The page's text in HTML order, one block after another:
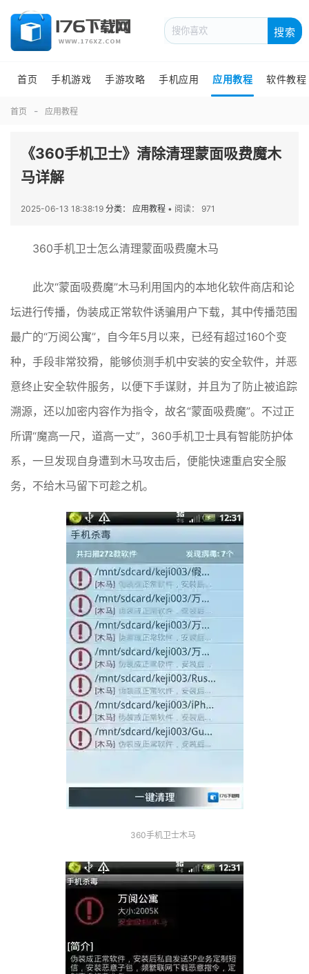
搜索
首页 手机游戏 手游攻略 手机应用 应用教程 软件教程
首页 应用教程
《360手机卫士》清除清理蒙面吸费魔木
马详解
2025-06-13 18:38:19 分类： 应用教程 • 阅读： 971
360手机卫士怎么清理蒙面吸费魔木马
此次“蒙面吸费魔”木马利用国内的本地化软件商店和论
坛进行传播，伪装成正常软件诱骗用户下载，其中传播范围
最广的“万阅公寓”，自今年5月以来，已经有超过160个变
种，手段非常狡猾，能够侦测手机中安装的安全软件，并恶
意终止安全软件服务，以便下手谋财，并且为了防止被追踪
溯源，还以加密内容作为指令，故名“蒙面吸费魔”。不过正
所谓“魔高一尺，道高一丈”，360手机卫士具有智能防护体
系，一旦发现自身遭到木马攻击后，便能快速重启安全服
务，不给木马留下可趁之机。
360手机卫士木马